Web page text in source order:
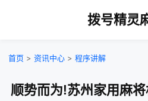
拨号精灵
首页 > 资讯中心 > 程序讲解
顺势而为!苏州家用麻